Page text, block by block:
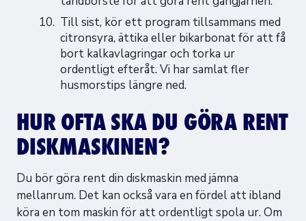
Till sist, kör ett program tillsammans med
citronsyra, ättika eller bikarbonat för att få
bort kalkavlagringar och torka ur
ordentligt efteråt. Vi har samlat fler
husmorstips längre ned.
HUR OFTA SKA DU GÖRA RENT
DISKMASKINEN?
Du bör göra rent din diskmaskin med jämna
mellanrum. Det kan också vara en fördel att ibland
köra en tom maskin för att ordentligt spola ur. Om